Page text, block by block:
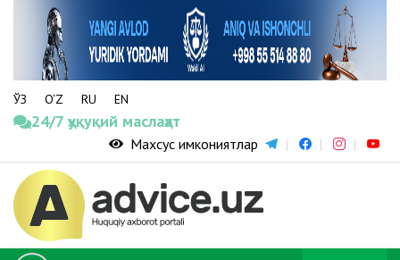
ЎЗ O‘Z RU EN
24/7 ҳуқуқий маслаҳат
Махсус имкониятлар